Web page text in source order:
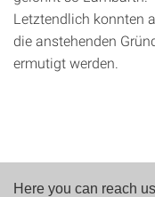
Letztendlich konnten
die anstehenden
ermutigt werden.
Here you can reach us